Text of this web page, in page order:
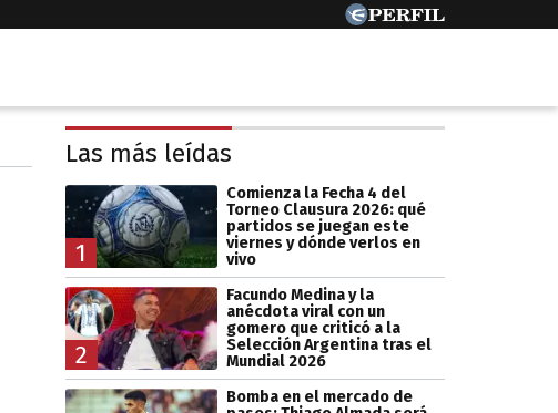
Las más leídas
1
Comienza la Fecha 4 del
Torneo Clausura 2026: qué
partidos se juegan este
viernes y dónde verlos en
vivo
2
Facundo Medina y la
anécdota viral con un
gomero que criticó a la
Selección Argentina tras el
Mundial 2026
Bomba en el mercado de